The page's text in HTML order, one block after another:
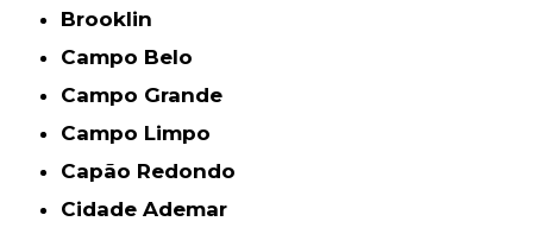
Brooklin
Campo Belo
Campo Grande
Campo Limpo
Capão Redondo
Cidade Ademar